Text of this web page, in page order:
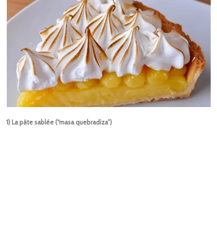
1) La pâte sablée (“masa quebradiza”)